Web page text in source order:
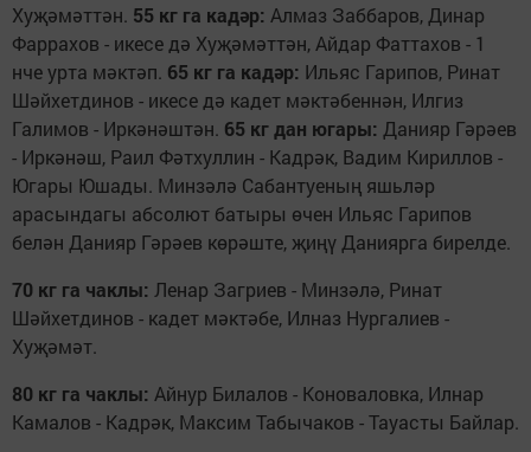
Хуҗәмәттән. 55 кг га кадәр: Алмаз Заббаров, Динар
Фаррахов - икесе дә Хуҗәмәттән, Айдар Фаттахов - 1
нче урта мәктәп. 65 кг га кадәр: Ильяс Гарипов, Ринат
Шәйхетдинов - икесе дә кадет мәктәбеннән, Илгиз
Галимов - Иркәнәштән. 65 кг дан югары: Данияр Гәрәев
- Иркәнәш, Раил Фәтхуллин - Кадрәк, Вадим Ки­риллов -
Югары Юшады. Минзәлә Сабантуеның яшьләр
арасындагы аб­солют батыры өчен Иль­яс Гарипов
белән Данияр Гәрәев көрәште, җиңү Да­ниярга бирелде.
70 кг га чаклы: Ленар Загриев - Минзәлә, Ри­нат
Шәйхетдинов - кадет мәктәбе, Илназ Нургали­ев -
Хуҗәмәт.
80 кг га чаклы: Айнур Билалов - Коноваловка, Илнар
Камалов - Кадрәк, Максим Табычаков - Тау­асты Байлар.